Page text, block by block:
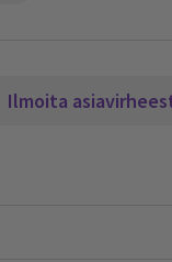
Ilmoita